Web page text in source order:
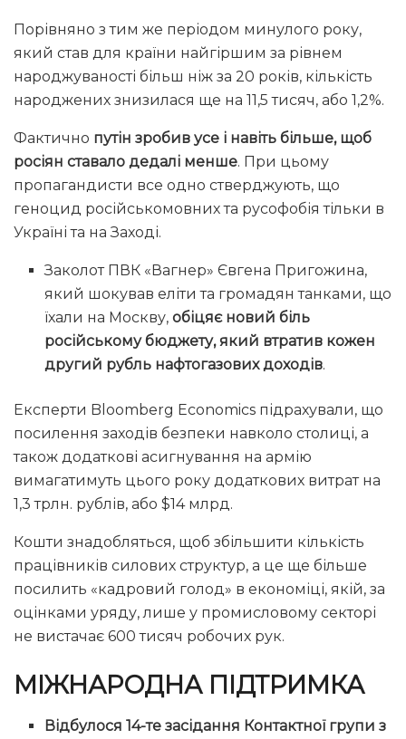
Порівняно з тим же періодом минулого року,
який став для країни найгіршим за рівнем
народжуваності більш ніж за 20 років, кількість
народжених знизилася ще на 11,5 тисяч, або 1,2%.
Фактично путін зробив усе і навіть більше, щоб
росіян ставало дедалі менше. При цьому
пропагандисти все одно стверджують, що
геноцид російськомовних та русофобія тільки в
Україні та на Заході.
Заколот ПВК «Вагнер» Євгена Пригожина,
який шокував еліти та громадян танками, що
їхали на Москву,обіцяє новий біль
російському бюджету, який втратив кожен
другий рубль нафтогазових доходів.
Експерти Bloomberg Economics підрахували, що
посилення заходів безпеки навколо столиці, а
також додаткові асигнування на армію
вимагатимуть цього року додаткових витрат на
1,3 трлн. рублів, або $14 млрд.
Кошти знадобляться, щоб збільшити кількість
працівників силових структур, а це ще більше
посилить «кадровий голод» в економіці, якій, за
оцінками уряду, лише у промисловому секторі
не вистачає 600 тисяч робочих рук.
МІЖНАРОДНА ПІДТРИМКА
Відбулося 14-те засідання Контактної групи з